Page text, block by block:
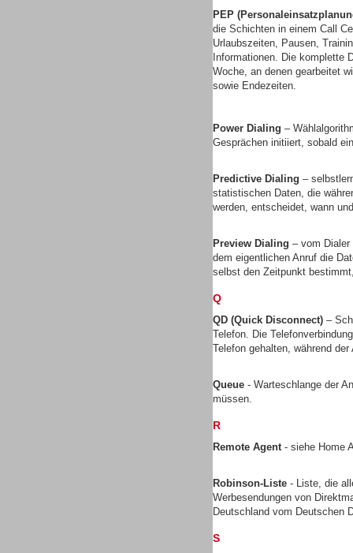
PEP
die Schichten in einem Call
Urlaubszeiten, Pausen,
Informationen. Die komplette
Woche, an denen gearbeitet
sowie Endezeiten.
Power Dialing –
Gesprächen initiiert, sobald
Predictive Dialing –
statistischen Daten, die
werden, entscheidet, wann
Preview Dialing – vom Dialer
dem eigentlichen Anruf die
selbst den Zeitpunkt
Q
QD (Quick Disconnect) –
Telefon. Die
Telefon gehalten, während
Queue - Warteschlange der
müssen.
R
Remote Agent- siehe Home
Robinson-Liste - Liste, die
Werbesendungen von
Deutschland vom Deutschen
S